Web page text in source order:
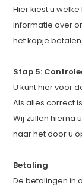
Hier kiest u
informatie over
het kopje
Stap 5:
U kunt hier voor
Als alles correct
Wij zullen hierna
naar het door u
Betaling
De betalingen in